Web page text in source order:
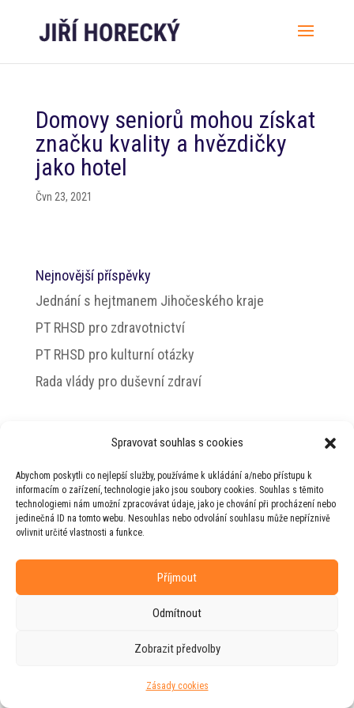
Spravovat souhlas s cookies
Abychom poskytli co nejlepší služby, používáme k ukládání a/nebo přístupu k
informacím o zařízení, technologie jako jsou soubory cookies. Souhlas s těmito
technologiemi nám umožní zpracovávat údaje, jako je chování při procházení nebo
jedinečná ID na tomto webu. Nesouhlas nebo odvolání souhlasu může nepříznivě
ovlivnit určité vlastnosti a funkce.
Příjmout
Odmítnout
Zobrazit předvolby
Zásady cookies
Domovy seniorů mohou získat
značku kvality a hvězdičky
jako hotel
Čvn 23, 2021
Nejnovější příspěvky
Jednání s hejtmanem Jihočeského kraje
PT RHSD pro zdravotnictví
PT RHSD pro kulturní otázky
Rada vlády pro duševní zdraví
Horeckého
Web vytvořila firmaRUDIve spolupráci s
agenturou